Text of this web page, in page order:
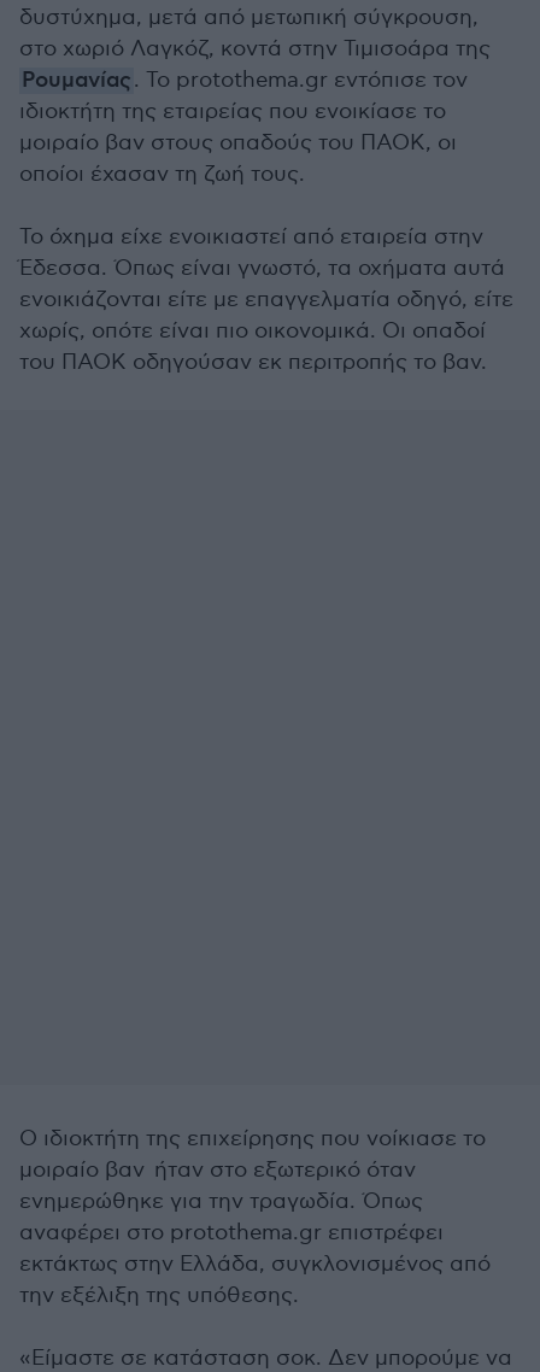
δυστύχημα, μετά από μετωπική σύγκρουση,
στο χωριό Λαγκόζ, κοντά στην Τιμισοάρα της
Ρουμανίας. Το protothema.gr εντόπισε τον
ιδιοκτήτη της εταιρείας που ενοικίασε το
μοιραίο βαν στους οπαδούς του ΠΑΟΚ, οι
οποίοι έχασαν τη ζωή τους.
Το όχημα είχε ενοικιαστεί από εταιρεία στην
Έδεσσα. Όπως είναι γνωστό, τα οχήματα αυτά
ενοικιάζονται είτε με επαγγελματία οδηγό, είτε
χωρίς, οπότε είναι πιο οικονομικά. Οι οπαδοί
του ΠΑΟΚ οδηγούσαν εκ περιτροπής το βαν.
Ο ιδιοκτήτη της επιχείρησης που νοίκιασε το
μοιραίο βαν ήταν στο εξωτερικό όταν
ενημερώθηκε για την τραγωδία. Όπως
αναφέρει στο protothema.gr επιστρέφει
εκτάκτως στην Ελλάδα, συγκλονισμένος από
την εξέλιξη της υπόθεσης.
«Είμαστε σε κατάσταση σοκ. Δεν μπορούμε να